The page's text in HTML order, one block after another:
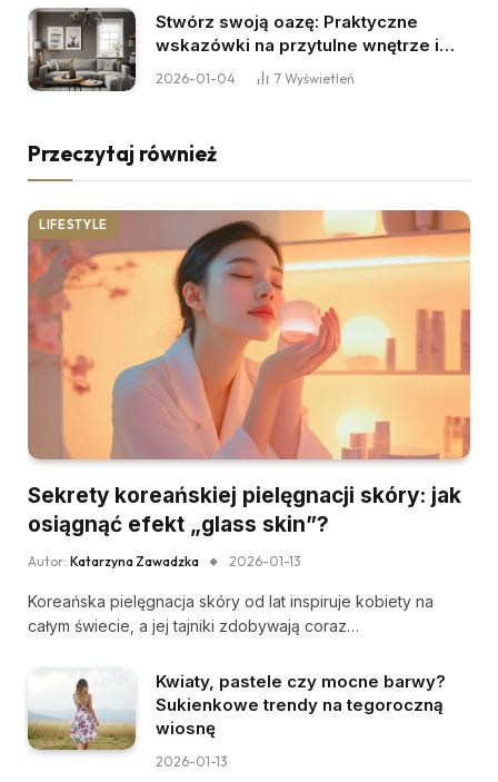
Stwórz swoją oazę: Praktyczne
wskazówki na przytulne wnętrze i
domowy relaks
2026-01-04 7 Wyświetleń
Przeczytaj również
LIFESTYLE
Sekrety koreańskiej pielęgnacji skóry: jak
osiągnąć efekt „glass skin”?
Autor: Katarzyna Zawadzka 2026-01-13
Koreańska pielęgnacja skóry od lat inspiruje kobiety na
całym świecie, a jej tajniki zdobywają coraz…
Kwiaty, pastele czy mocne barwy?
Sukienkowe trendy na tegoroczną
wiosnę
2026-01-13